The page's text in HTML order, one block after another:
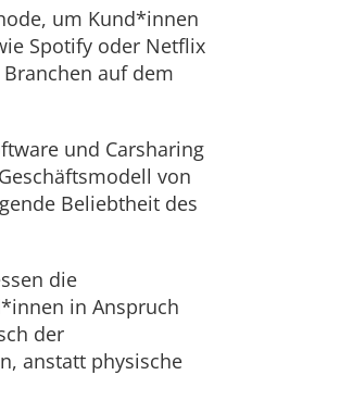
um Kund*innen
Spotify oder Netflix
auf dem
und Carsharing
von
Beliebtheit des
die
in Anspruch
der
anstatt physische